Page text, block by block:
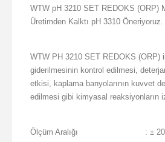
WTW pH 3210 SET REDOKS (ORP)
Üretimden Kalktı pH 3310 Öneriyoruz.
WTW PH 3210 SET REDOKS (ORP)
giderilmesinin kontrol edilmesi,
etkisi, kaplama banyolarının kuvvet
edilmesi gibi kimyasal reaksiyonların
Ölçüm Aralığı : ±